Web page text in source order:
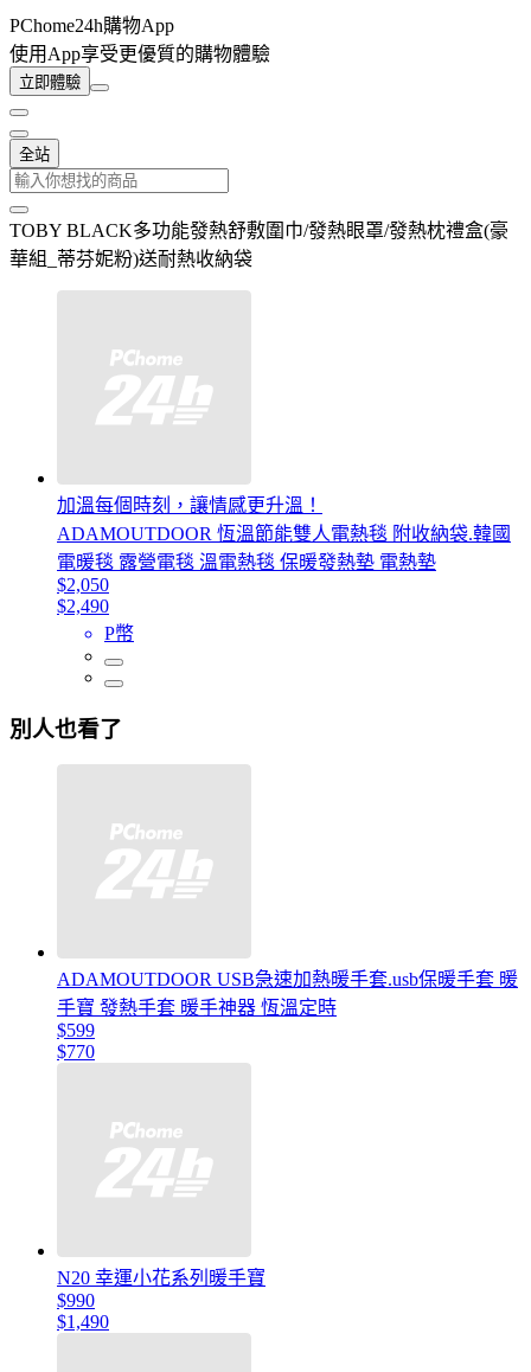
PChome24h購物App
使用App享受更優質的購物體驗
立即體驗
全站
TOBY BLACK多功能發熱舒敷圍巾/發熱眼罩/發熱枕禮盒(豪
華組_蒂芬妮粉)送耐熱收納袋
加溫每個時刻，讓情感更升溫！
ADAMOUTDOOR 恆溫節能雙人電熱毯 附收納袋.韓國
電暖毯 露營電毯 溫電熱毯 保暖發熱墊 電熱墊
$2,050
$2,490
P幣
別人也看了
ADAMOUTDOOR USB急速加熱暖手套.usb保暖手套 暖
手寶 發熱手套 暖手神器 恆溫定時
$599
$770
N20 幸運小花系列暖手寶
$990
$1,490